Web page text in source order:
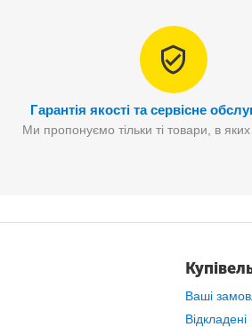
одним дотиком , просто натисніть на
Гарантія якості та сервісне
Ми пропонуємо тільки ті товари, в
Ваші
Відкладені